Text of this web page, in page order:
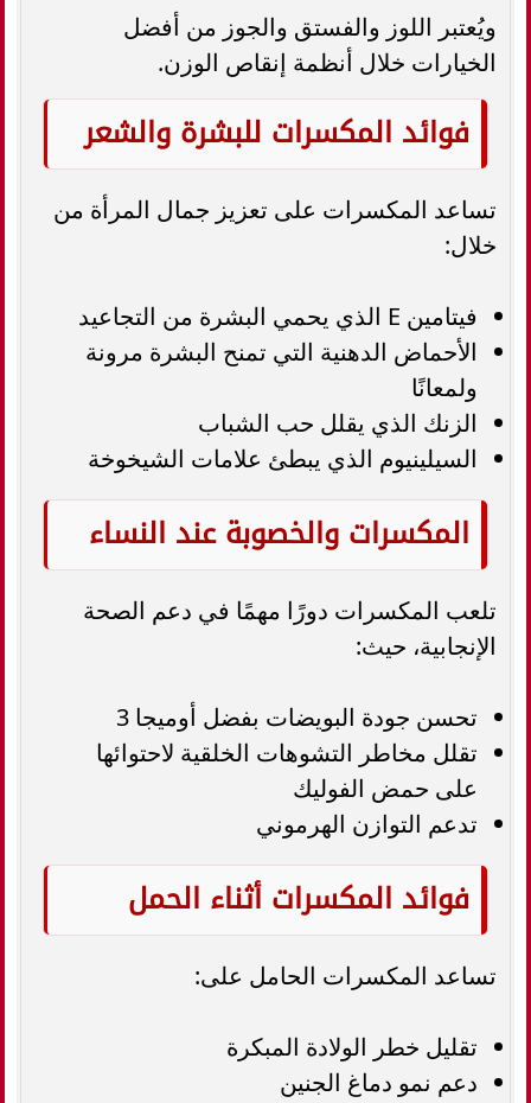
ويُعتبر اللوز والفستق والجوز من أفضل
الخيارات خلال أنظمة إنقاص الوزن.
فوائد المكسرات للبشرة والشعر
تساعد المكسرات على تعزيز جمال المرأة من
خلال:
فيتامين E الذي يحمي البشرة من التجاعيد
الأحماض الدهنية التي تمنح البشرة مرونة
ولمعانًا
الزنك الذي يقلل حب الشباب
السيلينيوم الذي يبطئ علامات الشيخوخة
المكسرات والخصوبة عند النساء
تلعب المكسرات دورًا مهمًا في دعم الصحة
الإنجابية، حيث:
تحسن جودة البويضات بفضل أوميجا 3
تقلل مخاطر التشوهات الخلقية لاحتوائها
على حمض الفوليك
تدعم التوازن الهرموني
فوائد المكسرات أثناء الحمل
تساعد المكسرات الحامل على:
تقليل خطر الولادة المبكرة
دعم نمو دماغ الجنين